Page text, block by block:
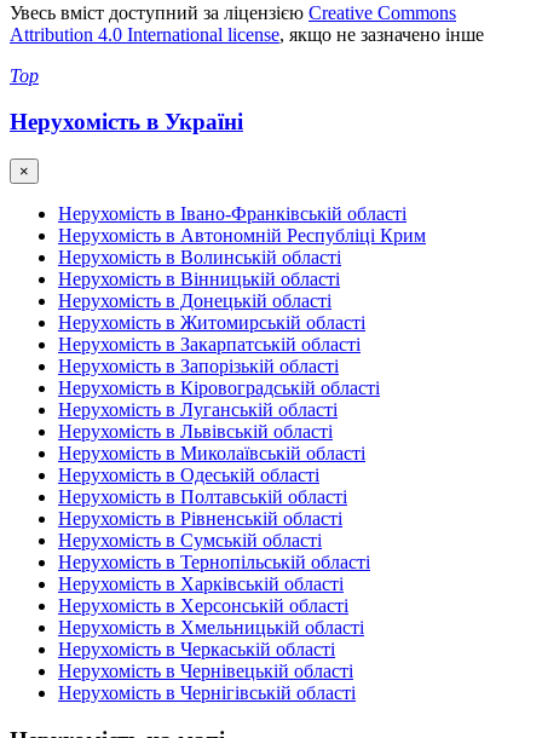
Увесь вміст доступний за ліцензією Creative Commons
Attribution 4.0 International license, якщо не зазначено інше
Top
Нерухомість в Україні
×
Нерухомість в Івано-Франківській області
Нерухомість в Автономній Республіці Крим
Нерухомість в Волинській області
Нерухомість в Вінницькій області
Нерухомість в Донецькій області
Нерухомість в Житомирській області
Нерухомість в Закарпатській області
Нерухомість в Запорізькій області
Нерухомість в Кіровоградській області
Нерухомість в Луганській області
Нерухомість в Львівській області
Нерухомість в Миколаївській області
Нерухомість в Одеській області
Нерухомість в Полтавській області
Нерухомість в Рівненській області
Нерухомість в Сумській області
Нерухомість в Тернопільській області
Нерухомість в Харківській області
Нерухомість в Херсонській області
Нерухомість в Хмельницькій області
Нерухомість в Черкаській області
Нерухомість в Чернівецькій області
Нерухомість в Чернігівській області